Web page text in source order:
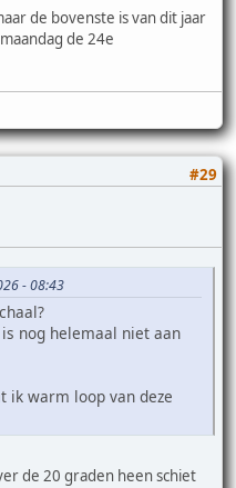
de bovenste is van dit jaar
de 24e
#29
- 08:43
nog helemaal niet aan
ik warm loop van deze
de 20 graden heen schiet